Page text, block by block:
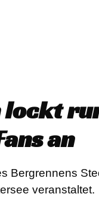
an
Bergrennens
veranstaltet.